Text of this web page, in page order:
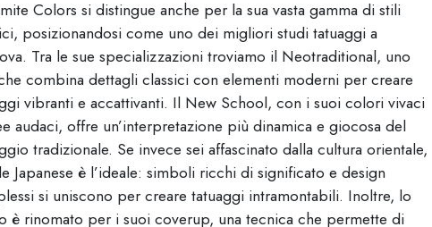
Colors si distingue anche per la sua vasta gamma di stili
posizionandosi come uno dei migliori studi tatuaggi a
Tra le sue specializzazioni troviamo il Neotraditional, uno
combina dettagli classici con elementi moderni per creare
vibranti e accattivanti. Il New School, con i suoi colori vivaci
audaci, offre un’interpretazione più dinamica e giocosa del
tradizionale. Se invece sei affascinato dalla cultura orientale,
Japanese è l’ideale: simboli ricchi di significato e design
si uniscono per creare tatuaggi intramontabili. Inoltre, lo
è rinomato per i suoi coverup, una tecnica che permette di